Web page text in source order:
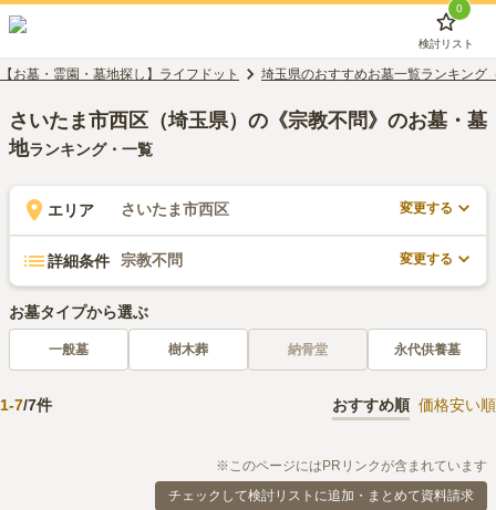
0
検討リスト
【お墓・霊園・墓地探し】ライフドット 埼玉県のおすすめお墓一覧ランキング
さいたま市西区（埼玉県）の《宗教不問》のお墓・墓
地ランキング・一覧
エリア さいたま市西区 変更する
詳細条件 宗教不問 変更する
お墓タイプから選ぶ
一般墓 樹木葬 納骨堂 永代供養墓
1-7/7件 おすすめ順 価格安い順
※このページにはPRリンクが含まれています
チェックして検討リストに追加・まとめて資料請求